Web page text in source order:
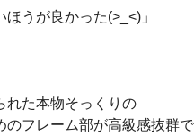
うが良かった(>_<)」
れた本物そっくりの
のフレーム部が高級感抜群で